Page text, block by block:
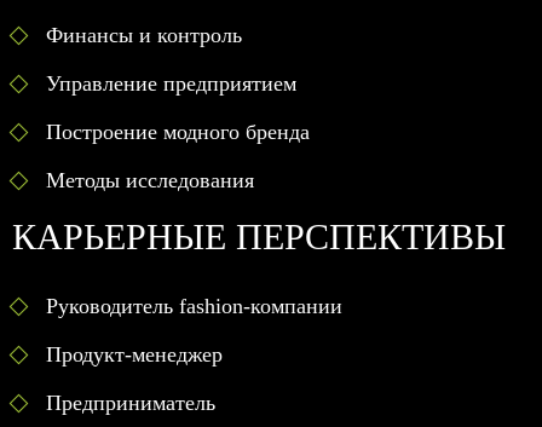
Финансы и контроль
Управление предприятием
Построение модного бренда
Методы исследования
КАРЬЕРНЫЕ ПЕРСПЕКТИВЫ
Руководитель fashion-компании
Продукт-менеджер
Предприниматель